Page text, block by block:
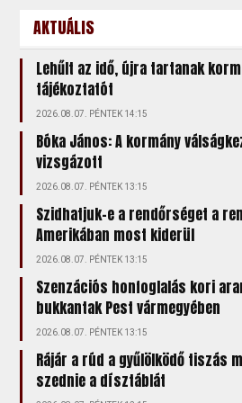
AKTUÁLIS
Lehűlt az idő, újra tartanak
tájékoztatót
2026.08.07. PÉNTEK 14:15
Bóka János: A kormány
vizsgázott
2026.08.07. PÉNTEK 13:15
Szidhatjuk-e a rendőrséget a
Amerikában most kiderül
2026.08.07. PÉNTEK 13:15
Szenzációs honfoglalás kori
bukkantak Pest vármegyében
2026.08.07. PÉNTEK 13:15
Rájár a rúd a gyűlölködő tiszás
szednie a dísztáblát